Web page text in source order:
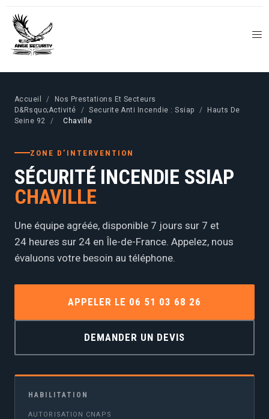
Accueil /
Nos Prestations Et Secteurs
D&Rsquo;Activité
/ Securite Anti Incendie : Ssiap /
Hauts De
Seine 92
/ Chaville
ZONE D’INTERVENTION
SÉCURITÉ INCENDIE SSIAP
CHAVILLE
Une équipe agréée, disponible 7 jours sur 7 et
24 heures sur 24 en Île-de-France. Appelez, nous
évaluons votre besoin au téléphone.
APPELER LE 06 51 03 68 26
DEMANDER UN DEVIS
HABILITATION
AUTORISATION CNAPS